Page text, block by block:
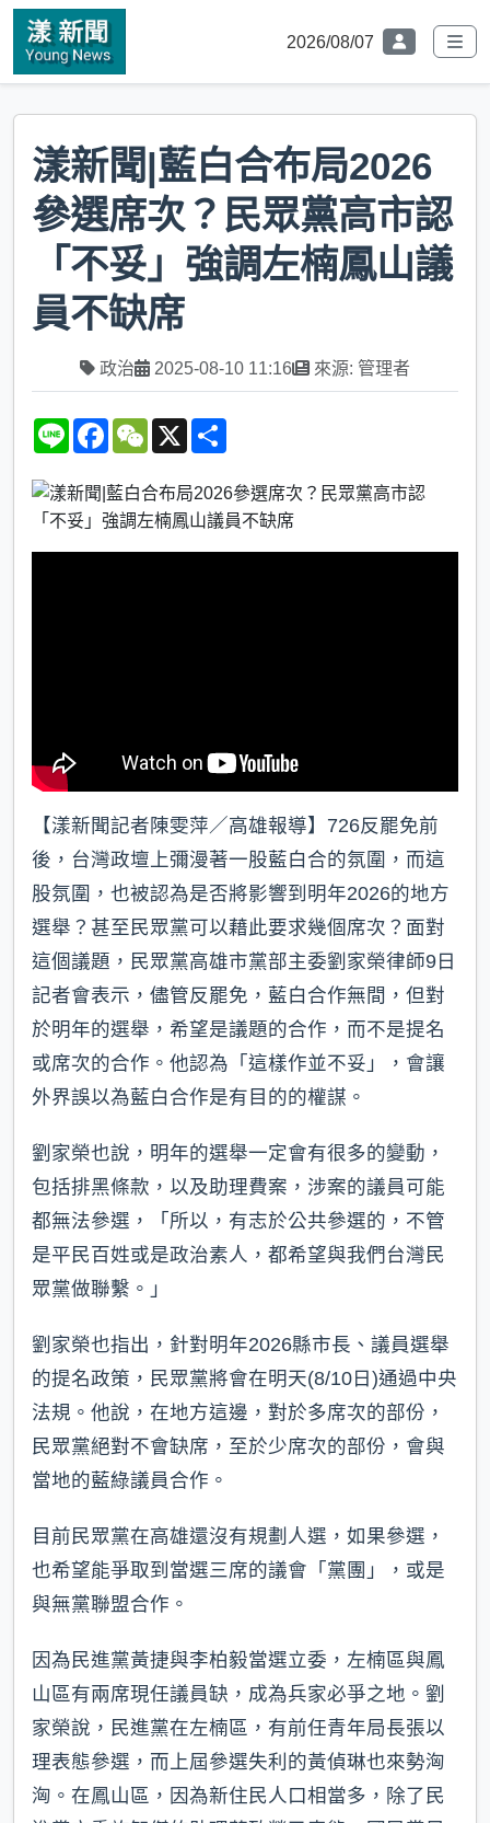
2026/08/07
漾新聞|藍白合布局2026
參選席次？民眾黨高市認
「不妥」強調左楠鳳山議
員不缺席
政治 2025-08-10 11:16 來源: 管理者
L
F
b
o
o
k
W
a
t
X
e
【漾新聞記者陳雯萍／高雄報導】726反罷免前
後，台灣政壇上彌漫著一股藍白合的氛圍，而這
股氛圍，也被認為是否將影響到明年2026的地方
選舉？甚至民眾黨可以藉此要求幾個席次？面對
這個議題，民眾黨高雄市黨部主委劉家榮律師9日
記者會表示，儘管反罷免，藍白合作無間，但對
於明年的選舉，希望是議題的合作，而不是提名
或席次的合作。他認為「這樣作並不妥」，會讓
外界誤以為藍白合作是有目的的權謀。
劉家榮也說，明年的選舉一定會有很多的變動，
包括排黑條款，以及助理費案，涉案的議員可能
都無法參選，「所以，有志於公共參選的，不管
是平民百姓或是政治素人，都希望與我們台灣民
眾黨做聯繫。」
劉家榮也指出，針對明年2026縣市長、議員選舉
的提名政策，民眾黨將會在明天(8/10日)通過中央
法規。他說，在地方這邊，對於多席次的部份，
民眾黨絕對不會缺席，至於少席次的部份，會與
當地的藍綠議員合作。
目前民眾黨在高雄還沒有規劃人選，如果參選，
也希望能爭取到當選三席的議會「黨團」，或是
與無黨聯盟合作。
因為民進黨黃捷與李柏毅當選立委，左楠區與鳳
山區有兩席現任議員缺，成為兵家必爭之地。劉
家榮說，民進黨在左楠區，有前任青年局長張以
理表態參選，而上屆參選失利的黃偵琳也來勢洶
洶。在鳳山區，因為新住民人口相當多，除了民